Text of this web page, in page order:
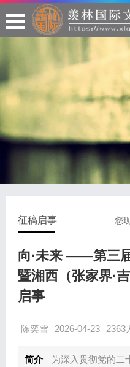
您
征稿启事
向·未来 ——第三
暨湘西（张家界·
启事
陈奕雪 2026-04-23 2363
简介
为深入贯彻党的二